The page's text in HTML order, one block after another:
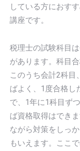
している方におす
講座です。
税理士の試験科目
があります。科目
このうち会計2科目
ばよく、1度合格し
で、1年に1科目ず
ば資格取得はでき
ながら対策をしっ
もいえます。ここ